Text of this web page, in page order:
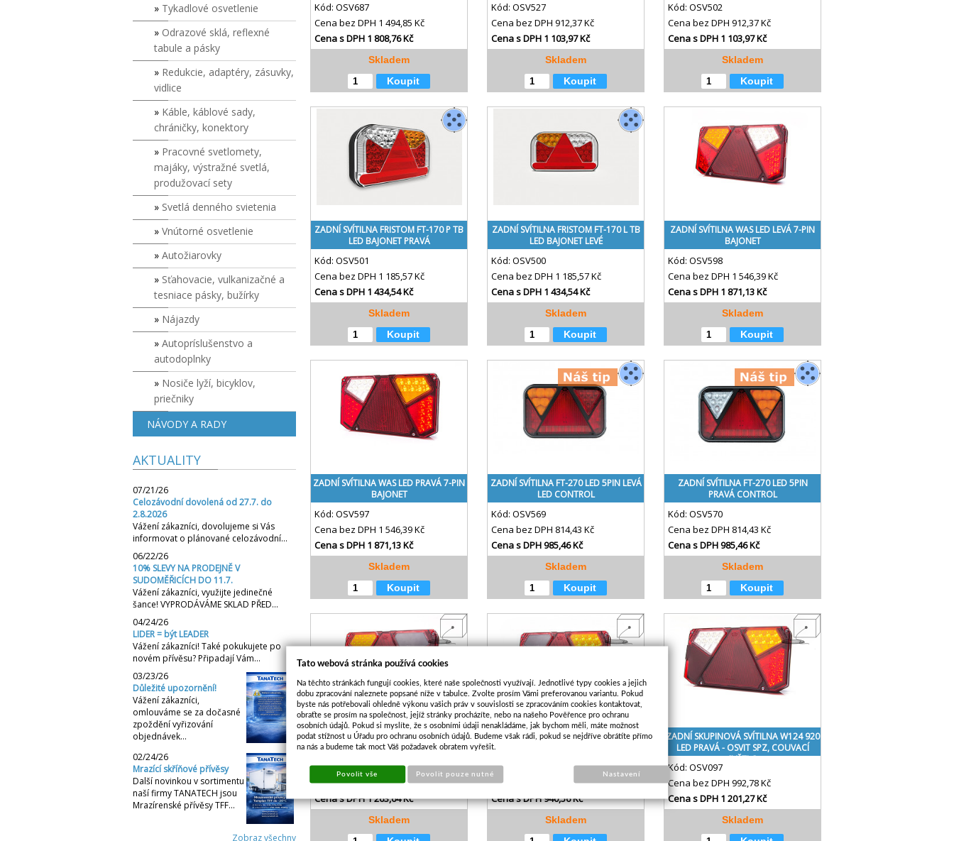
Tykadlové osvetlenie
Odrazové sklá, reflexné
tabule a pásky
Redukcie, adaptéry, zásuvky,
vidlice
Káble, káblové sady,
chráničky, konektory
Pracovné svetlomety,
majáky, výstražné svetlá,
produžovací sety
Svetlá denného svietenia
Vnútorné osvetlenie
Autožiarovky
Sťahovacie, vulkanizačné a
tesniace pásky, bužírky
Nájazdy
Autopríslušenstvo a
autodoplnky
Nosiče lyží, bicyklov,
priečniky
NÁVODY A RADY
AKTUALITY
07/21/26
Celozávodní dovolená od 27.7. do
2.8.2026
Vážení zákazníci, dovolujeme si Vás
informovat o plánované celozávodní…
06/22/26
10% SLEVY NA PRODEJNĚ V
SUDOMĚŘICÍCH DO 11.7.
Vážení zákazníci, využijte jedinečné
šance! VYPRODÁVÁME SKLAD PŘED…
04/24/26
LIDER = být LEADER
Vážení zákazníci! Také pokukujete po
novém přívěsu? Připadají Vám…
03/23/26
Důležité upozornění!
Vážení zákazníci,
omlouváme se za dočasné
zpoždění vyřizování
objednávek…
02/24/26
Mrazící skříňové přívěsy
Další novinkou v sortimentu
naší firmy TANATECH jsou
Mrazírenské přívěsy TFF…
Zobraz všechny
Kód: OSV687
Cena bez DPH 1 494,85 Kč
Cena s DPH 1 808,76 Kč
Skladem
Koupit
Kód: OSV527
Cena bez DPH 912,37 Kč
Cena s DPH 1 103,97 Kč
Skladem
Koupit
Kód: OSV502
Cena bez DPH 912,37 Kč
Cena s DPH 1 103,97 Kč
Skladem
Koupit
ZADNÍ SVÍTILNA FRISTOM FT-170 P TB
LED BAJONET PRAVÁ
Kód: OSV501
Cena bez DPH 1 185,57 Kč
Cena s DPH 1 434,54 Kč
Skladem
Koupit
ZADNÍ SVÍTILNA FRISTOM FT-170 L TB
LED BAJONET LEVÉ
Kód: OSV500
Cena bez DPH 1 185,57 Kč
Cena s DPH 1 434,54 Kč
Skladem
Koupit
ZADNÍ SVÍTILNA WAS LED LEVÁ 7-PIN
BAJONET
Kód: OSV598
Cena bez DPH 1 546,39 Kč
Cena s DPH 1 871,13 Kč
Skladem
Koupit
ZADNÍ SVÍTILNA WAS LED PRAVÁ 7-PIN
BAJONET
Kód: OSV597
Cena bez DPH 1 546,39 Kč
Cena s DPH 1 871,13 Kč
Skladem
Koupit
ZADNÍ SVÍTILNA FT-270 LED 5PIN LEVÁ
LED CONTROL
Kód: OSV569
Cena bez DPH 814,43 Kč
Cena s DPH985,46 Kč
Skladem
Koupit
ZADNÍ SVÍTILNA FT-270 LED 5PIN
PRAVÁ CONTROL
Kód: OSV570
Cena bez DPH 814,43 Kč
Cena s DPH985,46 Kč
Skladem
Koupit
ZADNÍ SKUPINOVÁ SVÍTILNA W124 917
LED LEVÁ - OSVIT SPZ, MLHOVKA
Kód:OSV098
Cena bez DPH1 044,33 Kč
Cena s DPH1 263,64 Kč
Skladem
ZADNÍ SKUPINOVÁ SVÍTILNA W124 922
Kód:
Cena bez DPH
777,32 Kč
Cena s DPH940,56 Kč
Skladem
ZADNÍ SKUPINOVÁ SVÍTILNA W124 920
LED PRAVÁ - OSVIT SPZ, COUVACÍ
SVĚTLO
Kód: OSV097
Cena bez DPH 992,78 Kč
Cena s DPH 1 201,27 Kč
Skladem
Tato webová stránka používá cookies
Na těchto stránkách fungují cookies, které naše společnosti využívají. Jednotlivé typy cookies a jejich
dobu zpracování naleznete popsané níže v tabulce. Zvolte prosím Vámi preferovanou variantu. Pokud
byste nás potřebovali ohledně výkonu vašich práv v souvislosti se zpracováním cookies kontaktovat,
obraťte se prosím na společnost, jejíž stránky procházíte, nebo na našeho Pověřence pro ochranu
osobních údajů. Pokud si myslíte, že s osobními údaji nenakládáme, jak bychom měli, máte možnost
podat stížnost u Úřadu pro ochranu osobních údajů. Budeme však rádi, pokud se nejdříve obrátíte přímo
na nás a budeme tak moct Váš požadavek obratem vyřešit.
Povolit vše Povolit pouze nutné Nastavení